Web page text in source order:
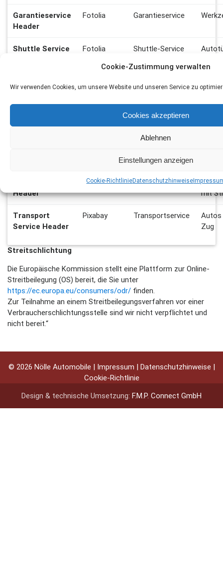
Cookie-Zustimmung verwalten
Wir verwenden Cookies, um unsere Website und unseren Service zu
Cookies akzeptieren
Ablehnen
Einstellungen anzeigen
Cookie-RichtlinieDatenschutzhinweise
Garantieservice
Header
Fotolia Garantieservice
Shuttle Service
Fotolia Shuttle-Service
Shuttle Service
Shuttle-Service
Header
Händlerbereich
Header
Pixabay Exportservice
mit
Transport
Service Header
Pixabay Transportservice
Zug
Streitschlichtung
Die Europäische Kommission stellt eine Plattform zur Online-
Streitbeilegung (OS) bereit, die Sie unter
https://ec.europa.eu/consumers/odr/ finden.
Zur Teilnahme an einem Streitbeilegungsverfahren vor einer
Verbraucherschlichtungsstelle sind wir nicht verpflichtet und
nicht bereit.“
© 2026 Nölle Automobile | Impressum | Datenschutzhinweise|
Cookie-Richtlinie
Design & technische Umsetzung: F.M.P. Connect GmbH